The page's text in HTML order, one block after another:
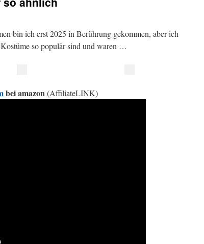
bin ich erst 2025 in Berührung gekommen, aber ich
so populär sind und waren …
bei amazon(AffiliateLINK)